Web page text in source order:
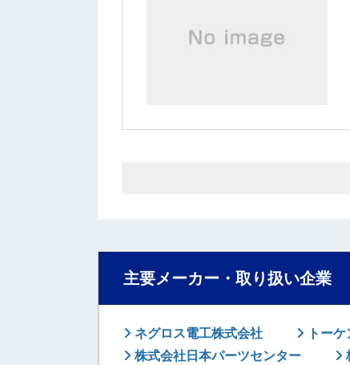
主要メーカー・取り扱い企業
ネグロス電工株式会社 トー
株式会社日本パーツセンター